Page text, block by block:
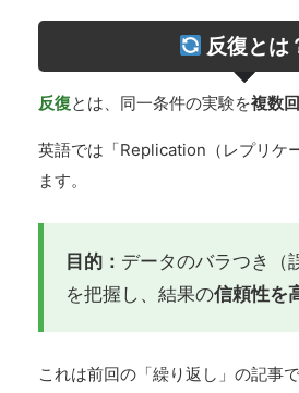
反復とは
反復とは、同一条件の実験を複数
英語では「Replication（レプリケ
ます。
目的： データのバラつき（
を把握し、結果の信頼性を
これは前回の「繰り返し」の記事